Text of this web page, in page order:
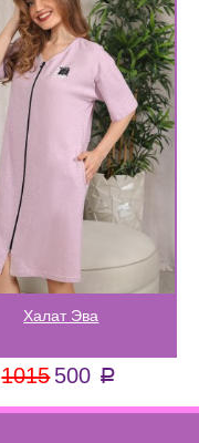
Халат Эва
1015 500 a